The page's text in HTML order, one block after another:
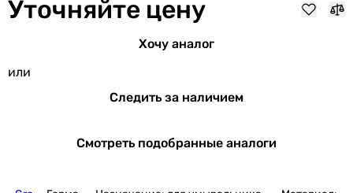
Уточняйте цену
Хочу аналог
или
Следить за наличием
Смотреть подобранные аналоги